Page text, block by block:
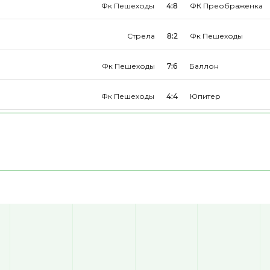
Фк Пешеходы 4:8 ФК Преображенка
Стрела 8:2 Фк Пешеходы
Фк Пешеходы 7:6 Баллон
Фк Пешеходы 4:4 Юпитер